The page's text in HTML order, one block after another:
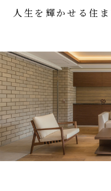
【速報】おかげさ
2026.03.22
【速報】おかげさ
谷」は、＜全65邸
2026.02.11
山」は、＜全69邸
人生を輝かせる住